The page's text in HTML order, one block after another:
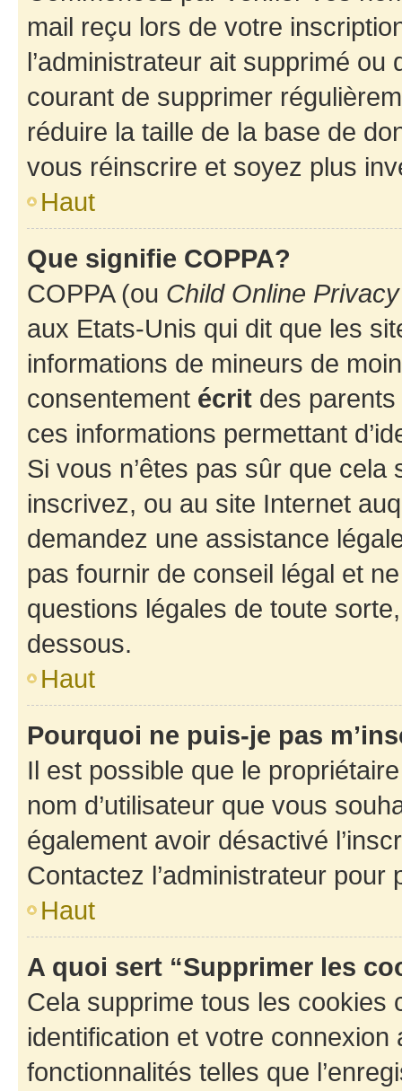
mail reçu lors de votre
l’administrateur ait supprimé
courant de supprimer
réduire la taille de la base de
vous réinscrire et soyez plus
Haut
Que signifie COPPA?
COPPA (ou Child Online
aux Etats-Unis qui dit que les
informations de mineurs de
consentement écrit des parents
ces informations permettant
Si vous n’êtes pas sûr que
inscrivez, ou au site Internet
demandez une assistance
pas fournir de conseil légal et
questions légales de toute
dessous.
Haut
Pourquoi ne puis-je pas
Il est possible que le
nom d’utilisateur que vous
également avoir désactivé
Contactez l’administrateur
Haut
A quoi sert “Supprimer les
Cela supprime tous les cookies
identification et votre
fonctionnalités telles que